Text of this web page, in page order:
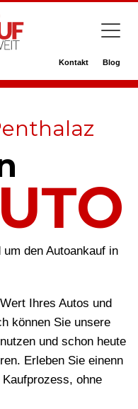
Kontakt Blog
den Autoankauf in
Ihres Autos und
können Sie unsere
und schon heute
Erleben Sie einenn
ohne